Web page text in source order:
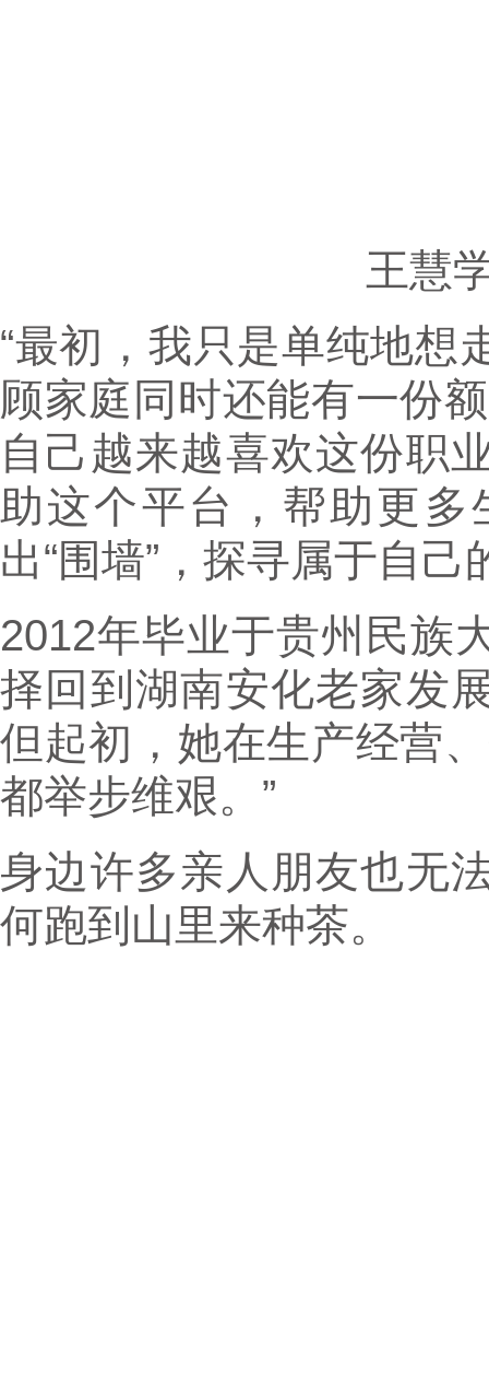
王慧
“最初，我只是单纯地想
顾家庭同时还能有一份
自己越来越喜欢这份职
助这个平台，帮助更
出“围墙”，探寻属于自
2012年毕业于贵州民族
择回到湖南安化老家发
但起初，她在生产经营
都举步维艰。”
身边许多亲人朋友也无
何跑到山里来种茶。